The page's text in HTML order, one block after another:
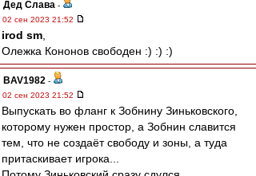
Дед Слава -
02 сен 2023 21:52
irod sm
Олежка Кононов свободен :) :) :)
BAV1982 -
02 сен 2023 21:52
Выпускать во фланг к Зобнину Зиньковского,
которому нужен простор, а Зобнин славится
тем, что не создаёт свободу и зоны, а туда
притаскивает игрока...